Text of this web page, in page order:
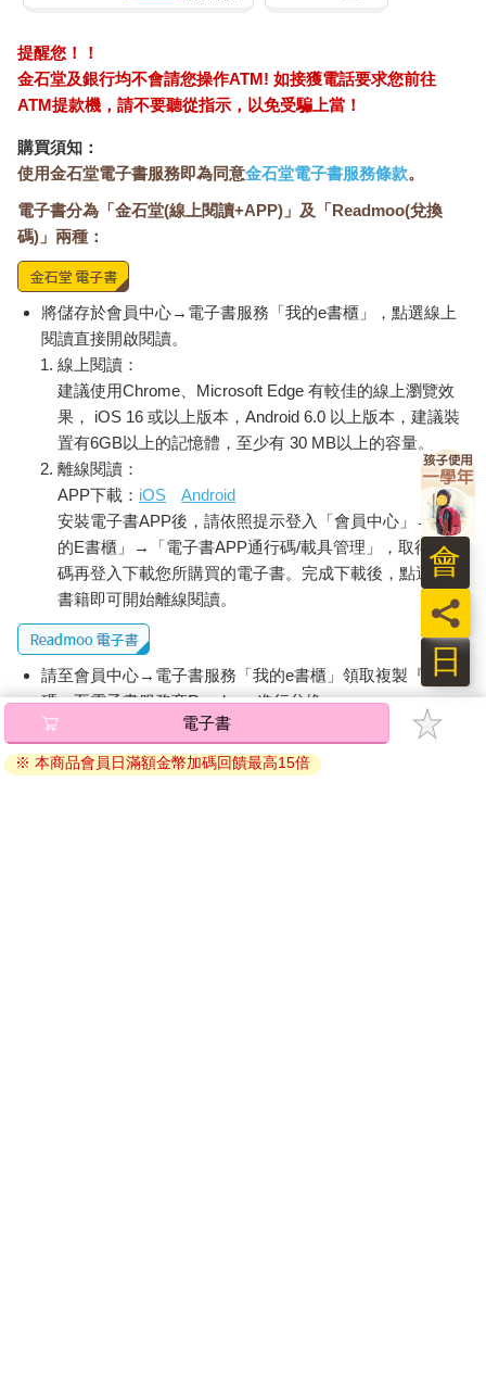
提醒您！！
金石堂及銀行均不會請您操作ATM! 如接獲電話要求您前往
ATM提款機，請不要聽從指示，以免受騙上當！
購買須知：
使用金石堂電子書服務即為同意金石堂電子書服務條款。
電子書分為「金石堂(線上閱讀+APP)」及「Readmoo(兌換
碼)」兩種：
將儲存於會員中心→電子書服務「我的e書櫃」，點選線上
閱讀直接開啟閱讀。
線上閱讀：
建議使用Chrome、Microsoft Edge 有較佳的線上瀏覽效
果， iOS 16 或以上版本，Android 6.0 以上版本，建議裝
置有6GB以上的記憶體，至少有 30 MB以上的容量。
離線閱讀：
APP下載： iOS
Android
安裝電子書APP後，請依照提示登入「會員中心」→「我
的E書櫃」→「電子書APP通行碼/載具管理」，取得通行
碼再登入下載您所購買的電子書。完成下載後，點選任一
書籍即可開始離線閱讀。
請至會員中心→電子書服務「我的e書櫃」領取複製『兌換
碼』至電子書服務商Readmoo進行兌換。
退換貨須知：
因版權保護，您在金石堂所購買的電子書僅能以金石堂專屬
電子書
※ 本商品會員日滿額金幣加碼回饋最高15倍
日
員
會